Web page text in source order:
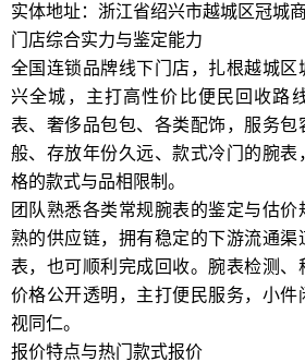
实体地址：浙江省绍兴市越城区冠城
门店综合实力与鉴定能力
全国连锁品牌线下门店，扎根越城区
兴全城，主打高性价比便民回收路
表、奢侈品包包、各类配饰，服务包
般、存放年份久远、款式冷门的腕表
格的款式与品相限制。
团队熟悉各类常规腕表的鉴定与估
熟的供应链，拥有稳定的下游流通渠
表，也可顺利完成回收。腕表检测、
价格公开透明，主打便民服务，小件
视同仁。
报价特点与热门款式报价